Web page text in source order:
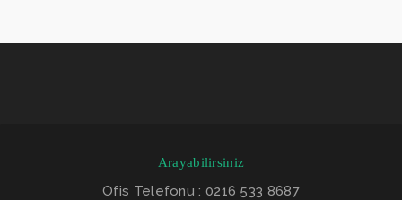
Arayabilirsiniz
Ofis Telefonu : 0216 533 8687